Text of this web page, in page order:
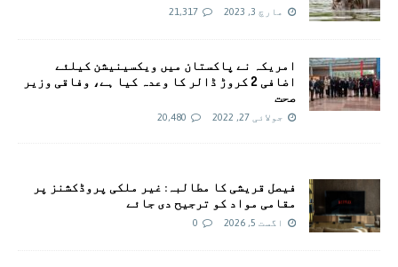
مارچ 3, 2023 21,317
امريکہ نے پاکستان میں ویکسینیشن کیلئے
اضافی 2 کروڑ ڈالر کا وعدہ کیا ہے، وفاقی وزیر
صحت
جولائی 27, 2022 20,480
فیصل قریشی کا مطالبہ: غیر ملکی پروڈکشنز پر
مقامی مواد کو ترجیح دی جائے
اگست 5, 2026 0